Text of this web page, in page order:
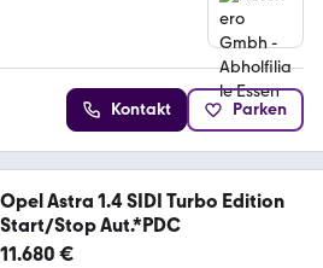
Kontakt Parken
Opel Astra 1.4 SIDI Turbo Edition
Start/Stop Aut.*PDC
11.680 €